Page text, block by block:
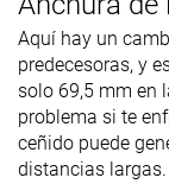
Aquí hay un
predecesoras, y
solo 69,5 mm en
problema si te
ceñido puede
distancias largas.